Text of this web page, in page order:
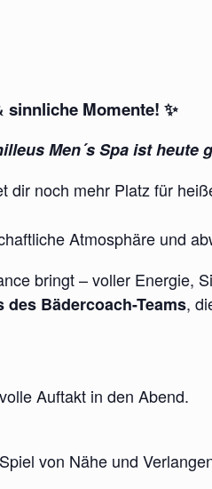
sinnliche Momente! ✨
Men´s Spa ist heute
dir noch mehr Platz für
Atmosphäre und
bringt – voller Energie,
des Bädercoach-Teams,
Auftakt in den Abend.
von Nähe und